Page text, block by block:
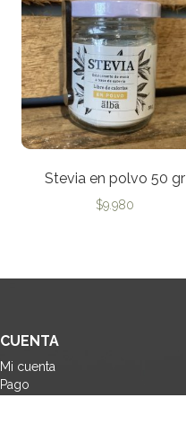
Stevia en polvo 50 gr
$9.980
CUENTA
Mi cuenta
Pago